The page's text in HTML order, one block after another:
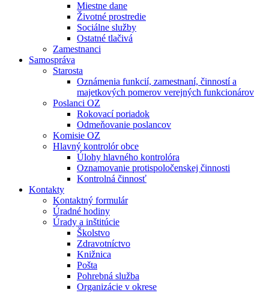
Miestne dane
Životné prostredie
Sociálne služby
Ostatné tlačivá
Zamestnanci
Samospráva
Starosta
Oznámenia funkcií, zamestnaní, činností a
majetkových pomerov verejných funkcionárov
Poslanci OZ
Rokovací poriadok
Odmeňovanie poslancov
Komisie OZ
Hlavný kontrolór obce
Úlohy hlavného kontrolóra
Oznamovanie protispoločenskej činnosti
Kontrolná činnosť
Kontakty
Kontaktný formulár
Úradné hodiny
Úrady a inštitúcie
Školstvo
Zdravotníctvo
Knižnica
Pošta
Pohrebná služba
Organizácie v okrese